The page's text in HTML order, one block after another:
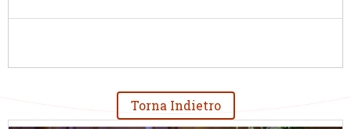
Torna Indietro